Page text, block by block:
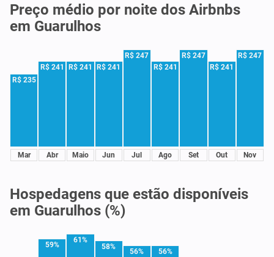
Preço médio por noite dos Airbnbs
em Guarulhos
R$ 235
Mar
R$ 241
Abr
R$ 241
Maio
R$ 241
Jun
R$ 247
Jul
R$ 241
Ago
R$ 247
Set
R$ 241
Out
R$ 247
Nov
Hospedagens que estão disponíveis
em Guarulhos (%)
59%
61%
58%
56% 56%